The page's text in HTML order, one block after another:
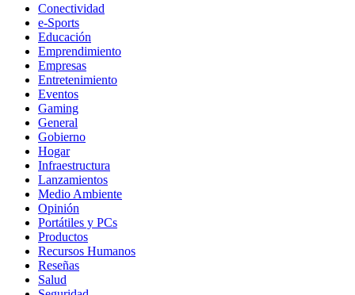
Conectividad
e-Sports
Educación
Emprendimiento
Empresas
Entretenimiento
Eventos
Gaming
General
Gobierno
Hogar
Infraestructura
Lanzamientos
Medio Ambiente
Opinión
Portátiles y PCs
Productos
Recursos Humanos
Reseñas
Salud